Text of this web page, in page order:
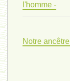
l'homme -
Notre